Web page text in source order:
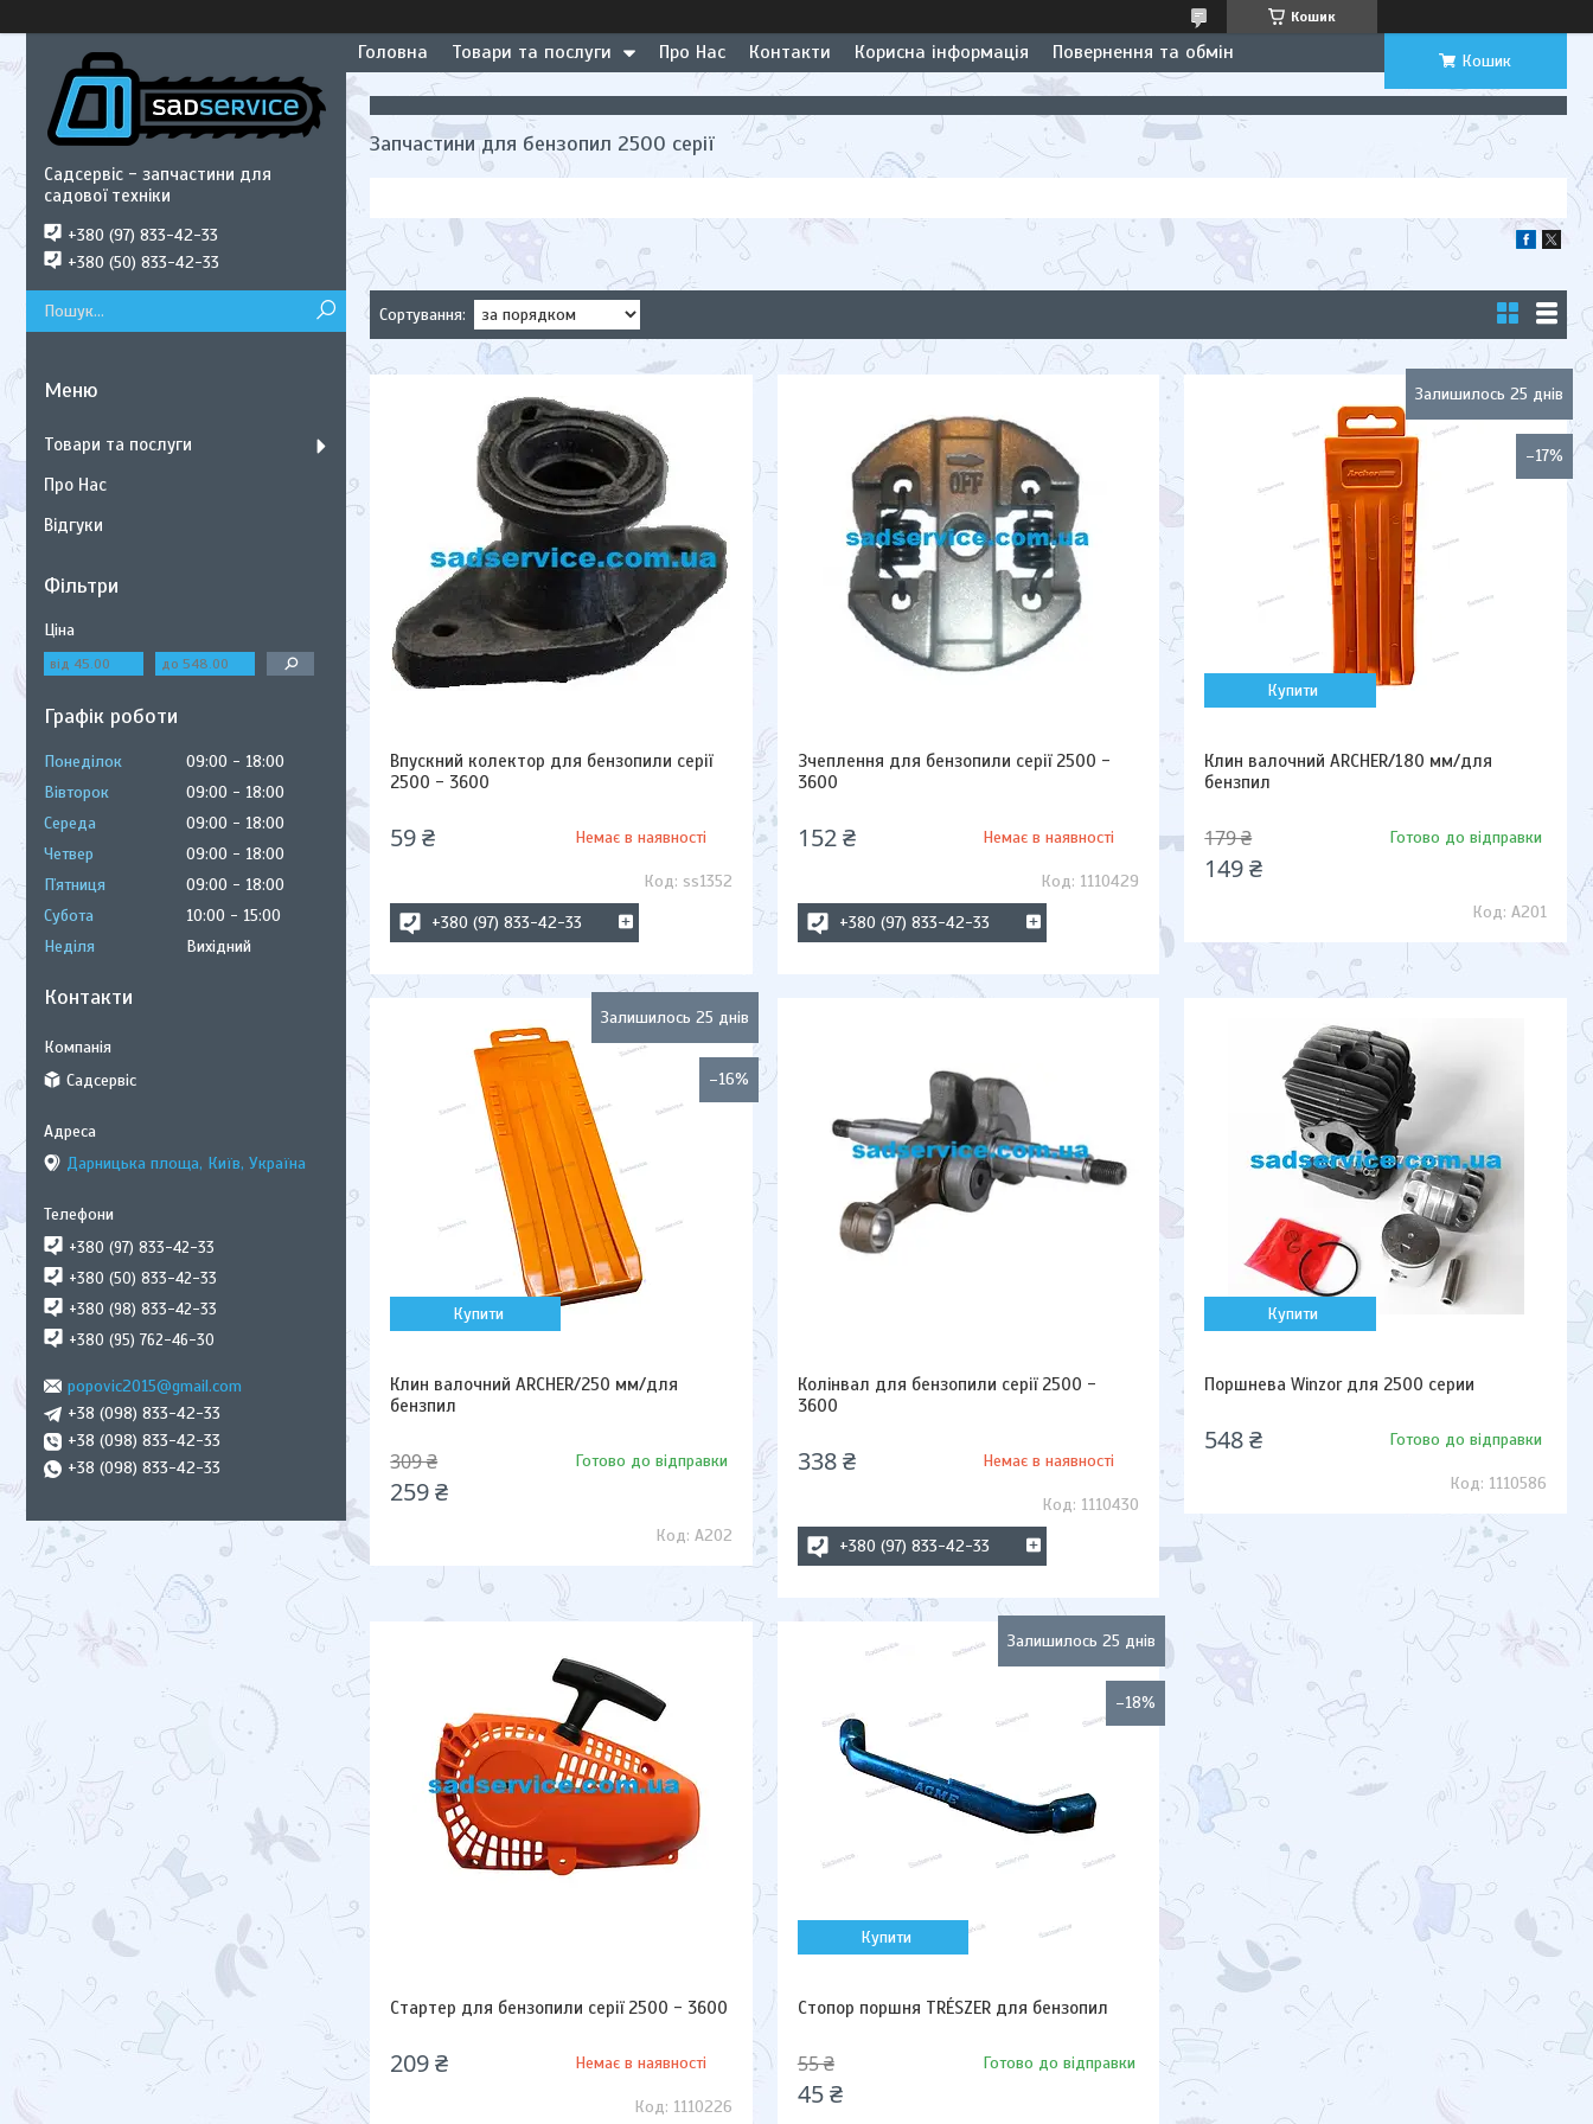
Кошик
Головна Товари та послуги Про Нас Контакти Корисна інформація Повернення та обмін Кошик
Запчастини для бензопил 2500 серії
Впускний колектор для бензопили серії
2500 - 3600
59 ₴ Немає в наявності
ss1352
+380 (97) 833-42-33
Зчеплення для бензопили серії 2500 -
3600
152 ₴ Немає в наявності
1110429
+380 (97) 833-42-33
–17%
Залишилось 25 днів
Купити
Клин валочний ARCHER/180 мм/для
бензпил
179 ₴
149 ₴
Готово до відправки
A201
–16%
Залишилось 25 днів
Купити
Клин валочний ARCHER/250 мм/для
бензпил
309 ₴
259 ₴
Готово до відправки
A202
Колінвал для бензопили серії 2500 -
3600
338 ₴ Немає в наявності
1110430
+380 (97) 833-42-33
Купити
Поршнева Winzor для 2500 серии
548 ₴ Готово до відправки
1110586
Стартер для бензопили серії 2500 - 3600
209 ₴ Немає в наявності
1110226
–18%
Залишилось 25 днів
Купити
Стопор поршня TRÉSZER для бензопил
55 ₴
45 ₴
Готово до відправки
Садсервіс - запчастини для
садової техніки
+380 (97) 833-42-33
+380 (50) 833-42-33
Товари та послуги
Про Нас
Відгуки
Фільтри
Ціна
Графік роботи
Понеділок 09:00
18:00
Вівторок
09:00
18:00
Середа
09:00
18:00
Четвер
09:00
18:00
Пʼятниця
09:00
18:00
Субота
10:00
15:00
Неділя
Вихідний
Контакти
Садсервіс
Дарницька площа, Київ, Україна
+380 (97) 833-42-33
+380 (50) 833-42-33
+380 (98) 833-42-33
+380 (95) 762-46-30
popovic2015@gmail.com
+38 (098) 833-42-33
+38 (098) 833-42-33
+38 (098) 833-42-33